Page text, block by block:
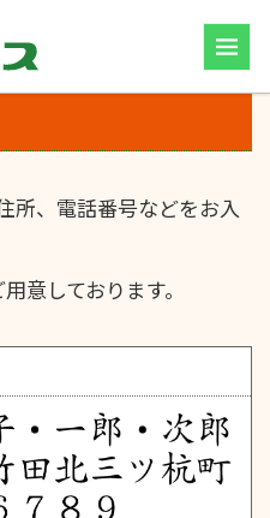
所、電話番号などをお入
意しております。